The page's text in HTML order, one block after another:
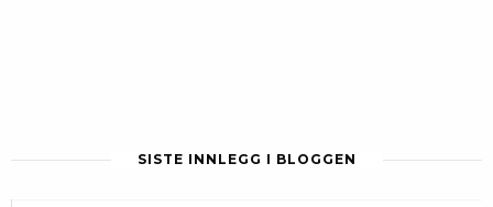
SISTE INNLEGG I BLOGGEN